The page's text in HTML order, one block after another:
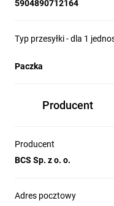
5904890712164
Typ przesyłki - dla 1
Paczka
Producent
Producent
BCS Sp. z o. o.
Adres pocztowy